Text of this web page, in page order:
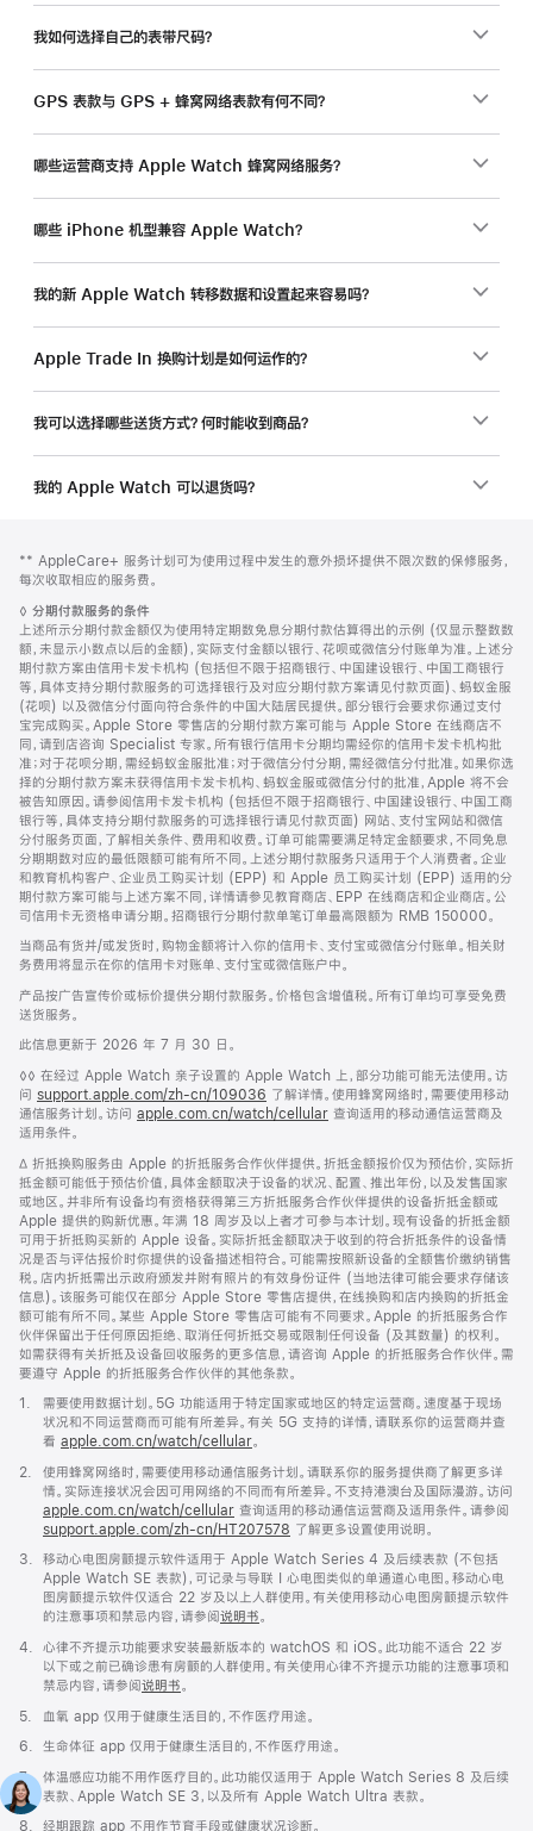
我如何选择自己的表带尺码？
GPS 表款与 GPS + 蜂窝网络表款有何不同？
哪些运营商支持 Apple Watch 蜂窝网络服务？
哪些 iPhone 机型兼容 Apple Watch？
我的新 Apple Watch 转移数据和设置起来容易吗？
Apple Trade In 换购计划是如何运作的？
我可以选择哪些送货方式？何时能收到商品？
我的 Apple Watch 可以退货吗？
页
页
脚
脚
注
** AppleCare+ 服务计划可为使用过程中发生的意外损坏提供不限次数的保修服务，
每次收取相应的服务费。
脚
注
◊ 分期付款服务的条件
上述所示分期付款金额仅为使用特定期数免息分期付款估算得出的示例 (仅显示整数数
额，未显示小数点以后的金额)，实际支付金额以银行、花呗或微信分付账单为准。上述分
期付款方案由信用卡发卡机构 (包括但不限于招商银行、中国建设银行、中国工商银行
等，具体支持分期付款服务的可选择银行及对应分期付款方案请见付款页面)、蚂蚁金服
(花呗) 以及微信分付面向符合条件的中国大陆居民提供。部分银行会要求你通过支付
宝完成购买。Apple Store 零售店的分期付款方案可能与 Apple Store 在线商店不
同，请到店咨询 Specialist 专家。所有银行信用卡分期均需经你的信用卡发卡机构批
准；对于花呗分期，需经蚂蚁金服批准；对于微信分付分期，需经微信分付批准。如果你选
择的分期付款方案未获得信用卡发卡机构、蚂蚁金服或微信分付的批准，Apple 将不会
被告知原因。请参阅信用卡发卡机构 (包括但不限于招商银行、中国建设银行、中国工商
银行等，具体支持分期付款服务的可选择银行请见付款页面) 网站、支付宝网站和微信
分付服务页面，了解相关条件、费用和收费。订单可能需要满足特定金额要求，不同免息
分期期数对应的最低限额可能有所不同。上述分期付款服务只适用于个人消费者。企业
和教育机构客户、企业员工购买计划 (EPP) 和 Apple 员工购买计划 (EPP) 适用的分
期付款方案可能与上述方案不同，详情请参见教育商店、EPP 在线商店和企业商店。公
司信用卡无资格申请分期。招商银行分期付款单笔订单最高限额为 RMB 150000。
当商品有货并/或发货时，购物金额将计入你的信用卡、支付宝或微信分付账单。相关财
务费用将显示在你的信用卡对账单、支付宝或微信账户中。
产品按广告宣传价或标价提供分期付款服务。价格包含增值税。所有订单均可享受免费
送货服务。
此信息更新于 2026 年 7 月 30 日。
脚
注
◊◊ 在经过 Apple Watch 亲子设置的 Apple Watch 上，部分功能可能无法使用。访
问 support.apple.com/zh-cn/109036 (在
新
中
打
开)
了解详情。使用蜂窝网络时，需要使用移动
通信服务计划。访问 apple.com.cn/watch/cellular 查询适用的移动通信运营商及
适用条件。
脚
注
∆ 折抵换购服务由 Apple 的折抵服务合作伙伴提供。折抵金额报价仅为预估价，实际折
抵金额可能低于预估价值，具体金额取决于设备的状况、配置、推出年份，以及发售国家
或地区。并非所有设备均有资格获得第三方折抵服务合作伙伴提供的设备折抵金额或
Apple 提供的购新优惠。年满 18 周岁及以上者才可参与本计划。现有设备的折抵金额
可用于折抵购买新的 Apple 设备。实际折抵金额取决于收到的符合折抵条件的设备情
况是否与评估报价时你提供的设备描述相符合。可能需按照新设备的全额售价缴纳销售
税。店内折抵需出示政府颁发并附有照片的有效身份证件 (当地法律可能会要求存储该
信息)。该服务可能仅在部分 Apple Store 零售店提供，在线换购和店内换购的折抵金
额可能有所不同。某些 Apple Store 零售店可能有不同要求。Apple 的折抵服务合作
伙伴保留出于任何原因拒绝、取消任何折抵交易或限制任何设备 (及其数量) 的权利。
如需获得有关折抵及设备回收服务的更多信息，请咨询 Apple 的折抵服务合作伙伴。需
要遵守 Apple 的折抵服务合作伙伴的其他条款。
脚
1.
需要使用数据计划。5G 功能适用于特定国家或地区的特定运营商。速度基于现场
状况和不同运营商而可能有所差异。有关 5G 支持的详情，请联系你的运营商并查
看 apple.com.cn/watch/cellular。
脚
2.
使用蜂窝网络时，需要使用移动通信服务计划。请联系你的服务提供商了解更多详
情。实际连接状况会因可用网络的不同而有所差异。不支持港澳台及国际漫游。访问
apple.com.cn/watch/cellular 查询适用的移动通信运营商及适用条件。请参阅
support.apple.com/zh-cn/HT207578 (在
窗
口
中
开)
了解更多设置使用说明。
脚
3.
移动心电图房颤提示软件适用于 Apple Watch Series 4 及后续表款 (不包括
Apple Watch SE 表款)，可记录与导联 I 心电图类似的单通道心电图。移动心电
图房颤提示软件仅适合 22 岁及以上人群使用。有关使用移动心电图房颤提示软件
的注意事项和禁忌内容，请参阅 说明书。
脚
4.
心律不齐提示功能要求安装最新版本的 watchOS 和 iOS。此功能不适合 22 岁
以下或之前已确诊患有房颤的人群使用。有关使用心律不齐提示功能的注意事项和
禁忌内容，请参阅说明书。
脚
5. 血氧 app 仅用于健康生活目的，不作医疗用途。
脚
6. 生命体征 app 仅用于健康生活目的，不作医疗用途。
脚
注
7.
体温感应功能不用作医疗目的。此功能仅适用于 Apple Watch Series 8 及后续
表款、Apple Watch SE 3，以及所有 Apple Watch Ultra 表款。
脚
8. 经期跟踪 app 不用作节育手段或健康状况诊断。